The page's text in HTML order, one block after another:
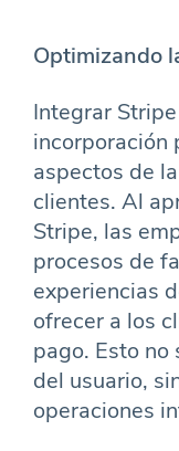
Optimizando
Integrar
incorporación
aspectos de
clientes. Al
Stripe, las
procesos de
experiencias
ofrecer a los
pago. Esto no
del usuario,
operaciones